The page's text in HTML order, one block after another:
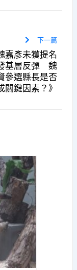
下一篇
嘉彥未獲提名
基層反彈 魏
參選縣長是否
關鍵因素？》